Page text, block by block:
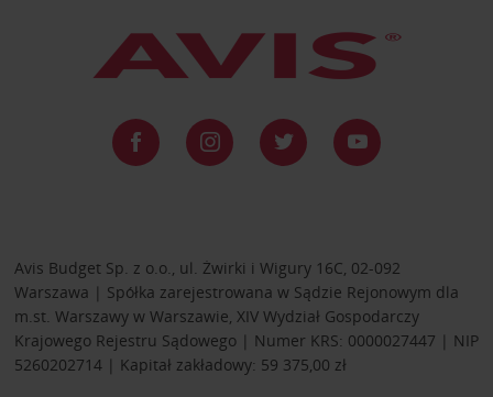
Avis Budget Sp. z o.o., ul. Żwirki i Wigury 16C, 02-092
Warszawa | Spółka zarejestrowana w Sądzie Rejonowym dla
m.st. Warszawy w Warszawie, XIV Wydział Gospodarczy
Krajowego Rejestru Sądowego | Numer KRS: 0000027447 | NIP
5260202714 | Kapitał zakładowy: 59 375,00 zł